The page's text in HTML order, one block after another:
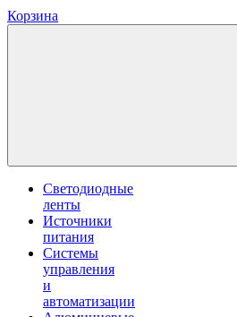
Корзина
Светодиодные
ленты
Источники
питания
Системы
управления
и
автоматизации